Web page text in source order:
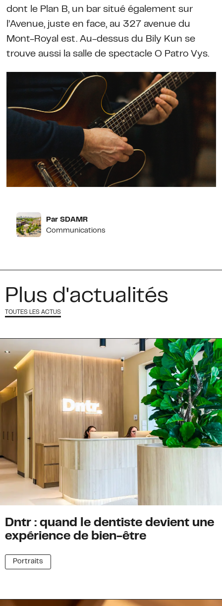
dont le Plan B, un bar situé également sur
l’Avenue, juste en face, au 327 avenue du
Mont-Royal est. Au-dessus du Bily Kun se
trouve aussi la salle de spectacle O Patro Vys.
Par SDAMR
Communications
Plus d'actualités
TOUTES LES ACTUS
Dntr : quand le dentiste devient une
expérience de bien-être
Portraits